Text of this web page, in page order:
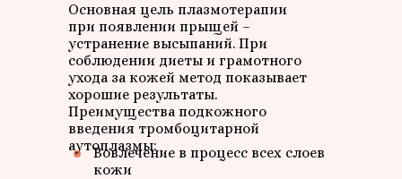
Вовлечение в процесс всех слоев
кожи
Основная цель плазмотерапии
при появлении прыщей –
устранение высыпаний. При
соблюдении диеты и грамотного
ухода за кожей метод показывает
хорошие результаты.
Преимущества подкожного
введения тромбоцитарной
аутоплазмы: